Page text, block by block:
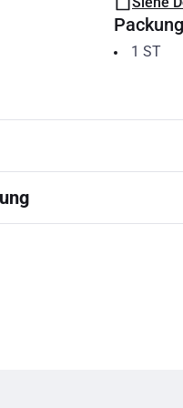
Packung
1 ST